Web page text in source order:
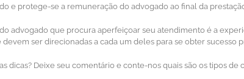
e protege-se a remuneração do advogado ao final da
advogado que procura aperfeiçoar seu atendimento é a
ser direcionadas a cada um deles para se obter sucesso
dicas? Deixe seu comentário e conte-nos quais são os tipos